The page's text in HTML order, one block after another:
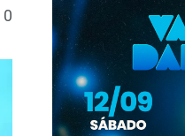
0